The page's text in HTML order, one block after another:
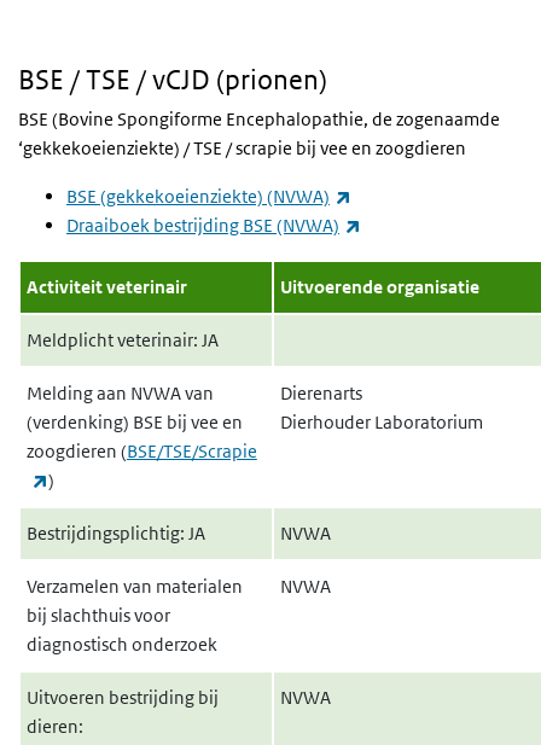
BSE / TSE / vCJD (prionen)
BSE (Bovine Spongiforme Encephalopathie, de zogenaamde
‘gekkekoeienziekte) / TSE / scrapie bij vee en zoogdieren
BSE (gekkekoeienziekte) (NVWA)
Draaiboek bestrijding BSE (NVWA)
Activiteit veterinair Uitvoerende organisatie
Meldplicht veterinair: JA
Melding aan NVWA van
(verdenking) BSE bij vee en
zoogdieren (BSE/TSE/Scrapie
(externe link)
)
Dierenarts
Dierhouder Laboratorium
Bestrijdingsplichtig: JA NVWA
Verzamelen van materialen
bij slachthuis voor
diagnostisch onderzoek
NVWA
Uitvoeren bestrijding bij
dieren:
NVWA